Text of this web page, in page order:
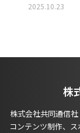
2025.10.23
株
株式会社共同通信
コンテンツ制作、